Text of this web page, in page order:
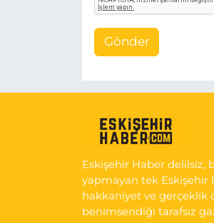
Gönder
Eskişehir Haber delilsiz,
yapmayan tek Eskişehir
hakkaniyet ve gerçeklik
benimsendiği tarafsız